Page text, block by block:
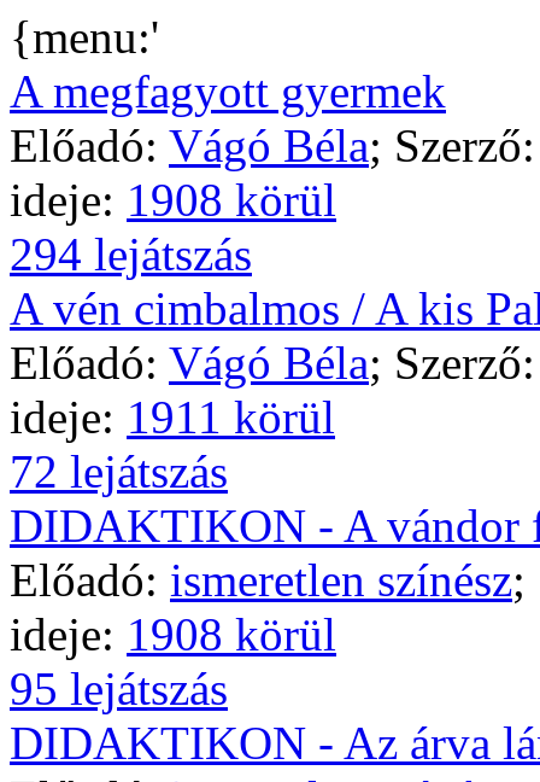
{menu:'
A megfagyott gyermek
Előadó: Vágó Béla;
ideje: 1908 körül
294 lejátszás
A vén cimbalmos / A kis
Előadó: Vágó Béla;
ideje: 1911 körül
72 lejátszás
DIDAKTIKON - A vándor
Előadó: ismeretlen színész;
ideje: 1908 körül
95 lejátszás
DIDAKTIKON - Az árva